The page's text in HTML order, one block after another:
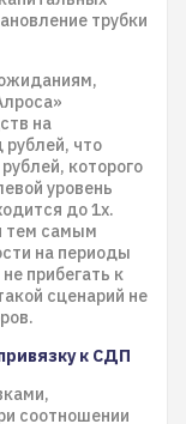
трубки
на
что
которого
уровень
до 1x.
тем самым
на периоды
прибегать к
сценарий не
к СДП
соотношении